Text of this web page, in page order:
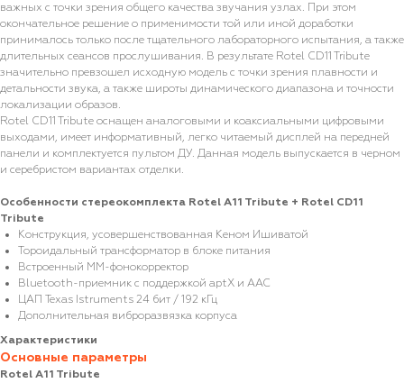
важных с точки зрения общего качества звучания узлах. При этом
окончательное решение о применимости той или иной доработки
принималось только после тщательного лабораторного испытания, а также
длительных сеансов прослушивания. В результате Rotel CD11 Tribute
значительно превзошел исходную модель с точки зрения плавности и
детальности звука, а также широты динамического диапазона и точности
локализации образов.
Rotel CD11 Tribute оснащен аналоговыми и коаксиальными цифровыми
выходами, имеет информативный, легко читаемый дисплей на передней
панели и комплектуется пультом ДУ. Данная модель выпускается в черном
и серебристом вариантах отделки.
Особенности стереокомплекта Rotel A11 Tribute + Rotel CD11
Tribute
Конструкция, усовершенствованная Кеном Ишиватой
Тороидальный трансформатор в блоке питания
Встроенный ММ-фонокорректор
Bluetooth-приемник с поддержкой aptX и AAC
ЦАП Texas Istruments 24 бит / 192 кГц
Дополнительная виброразвязка корпуса
Характеристики
Основные параметры
Rotel A11 Tribute